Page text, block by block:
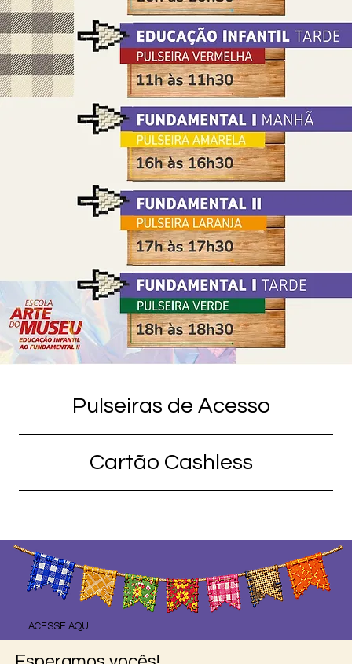
Pulseiras de Acesso
Cartão Cashless
ACESSE AQUI